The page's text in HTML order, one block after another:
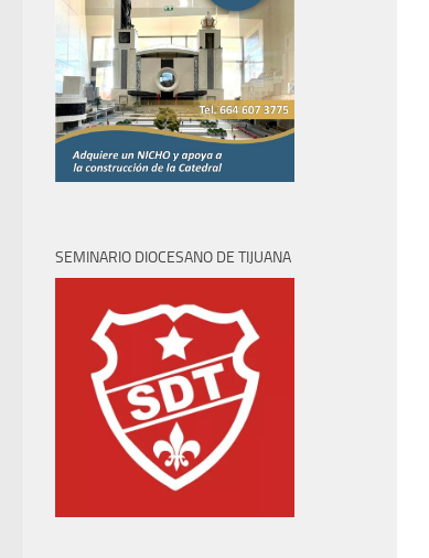
SEMINARIO DIOCESANO DE TIJUANA